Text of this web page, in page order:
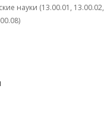
науки (13.00.01,